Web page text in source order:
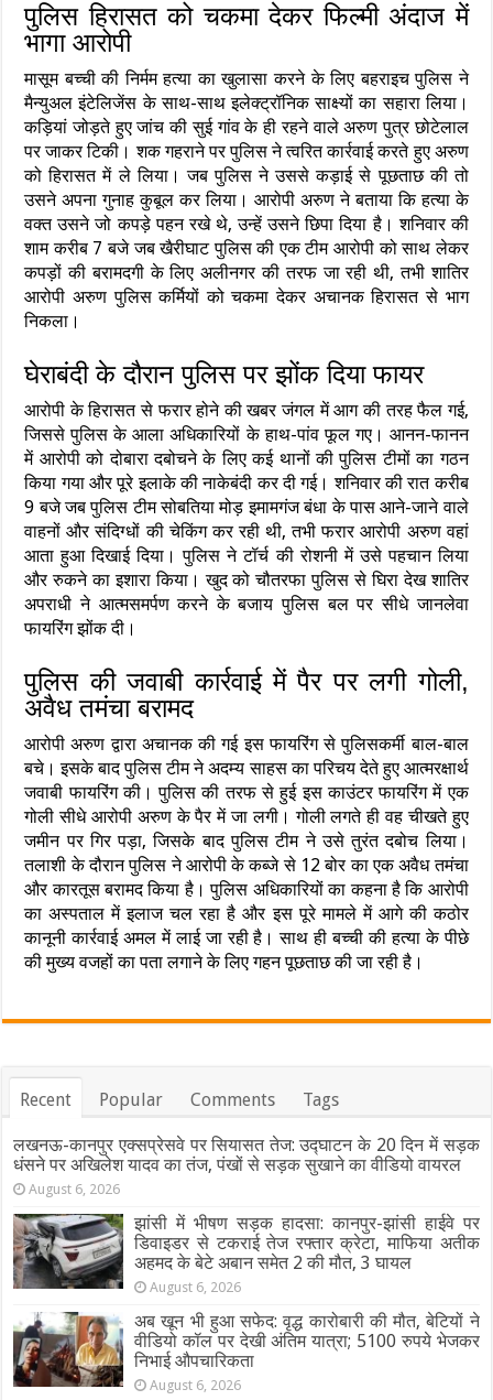
पुलिस हिरासत को चकमा देकर फिल्मी अंदाज में
भागा आरोपी
मासूम बच्ची की निर्मम हत्या का खुलासा करने के लिए बहराइच पुलिस ने
मैन्युअल इंटेलिजेंस के साथ-साथ इलेक्ट्रॉनिक साक्ष्यों का सहारा लिया।
कड़ियां जोड़ते हुए जांच की सुई गांव के ही रहने वाले अरुण पुत्र छोटेलाल
पर जाकर टिकी। शक गहराने पर पुलिस ने त्वरित कार्रवाई करते हुए अरुण
को हिरासत में ले लिया। जब पुलिस ने उससे कड़ाई से पूछताछ की तो
उसने अपना गुनाह कुबूल कर लिया। आरोपी अरुण ने बताया कि हत्या के
वक्त उसने जो कपड़े पहन रखे थे, उन्हें उसने छिपा दिया है। शनिवार की
शाम करीब 7 बजे जब खैरीघाट पुलिस की एक टीम आरोपी को साथ लेकर
कपड़ों की बरामदगी के लिए अलीनगर की तरफ जा रही थी, तभी शातिर
आरोपी अरुण पुलिस कर्मियों को चकमा देकर अचानक हिरासत से भाग
निकला।
घेराबंदी के दौरान पुलिस पर झोंक दिया फायर
आरोपी के हिरासत से फरार होने की खबर जंगल में आग की तरह फैल गई,
जिससे पुलिस के आला अधिकारियों के हाथ-पांव फूल गए। आनन-फानन
में आरोपी को दोबारा दबोचने के लिए कई थानों की पुलिस टीमों का गठन
किया गया और पूरे इलाके की नाकेबंदी कर दी गई। शनिवार की रात करीब
9 बजे जब पुलिस टीम सोबतिया मोड़ इमामगंज बंधा के पास आने-जाने वाले
वाहनों और संदिग्धों की चेकिंग कर रही थी, तभी फरार आरोपी अरुण वहां
आता हुआ दिखाई दिया। पुलिस ने टॉर्च की रोशनी में उसे पहचान लिया
और रुकने का इशारा किया। खुद को चौतरफा पुलिस से घिरा देख शातिर
अपराधी ने आत्मसमर्पण करने के बजाय पुलिस बल पर सीधे जानलेवा
फायरिंग झोंक दी।
पुलिस की जवाबी कार्रवाई में पैर पर लगी गोली,
अवैध तमंचा बरामद
आरोपी अरुण द्वारा अचानक की गई इस फायरिंग से पुलिसकर्मी बाल-बाल
बचे। इसके बाद पुलिस टीम ने अदम्य साहस का परिचय देते हुए आत्मरक्षार्थ
जवाबी फायरिंग की। पुलिस की तरफ से हुई इस काउंटर फायरिंग में एक
गोली सीधे आरोपी अरुण के पैर में जा लगी। गोली लगते ही वह चीखते हुए
जमीन पर गिर पड़ा, जिसके बाद पुलिस टीम ने उसे तुरंत दबोच लिया।
तलाशी के दौरान पुलिस ने आरोपी के कब्जे से 12 बोर का एक अवैध तमंचा
और कारतूस बरामद किया है। पुलिस अधिकारियों का कहना है कि आरोपी
का अस्पताल में इलाज चल रहा है और इस पूरे मामले में आगे की कठोर
कानूनी कार्रवाई अमल में लाई जा रही है। साथ ही बच्ची की हत्या के पीछे
की मुख्य वजहों का पता लगाने के लिए गहन पूछताछ की जा रही है।
Recent Popular Comments Tags
लखनऊ-कानपुर एक्सप्रेसवे पर सियासत तेज: उद्घाटन के 20 दिन में सड़क
धंसने पर अखिलेश यादव का तंज, पंखों से सड़क सुखाने का वीडियो वायरल
August 6, 2026
झांसी में भीषण सड़क हादसा: कानपुर-झांसी हाईवे पर
डिवाइडर से टकराई तेज रफ्तार क्रेटा, माफिया अतीक
अहमद के बेटे अबान समेत 2 की मौत, 3 घायल
August 6, 2026
अब खून भी हुआ सफेद: वृद्ध कारोबारी की मौत, बेटियों ने
वीडियो कॉल पर देखी अंतिम यात्रा; 5100 रुपये भेजकर
निभाई औपचारिकता
August 6, 2026